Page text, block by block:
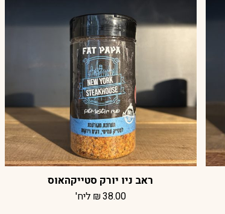
ראב ניו יורק סטייקהאוס
₪38.00 ליח'